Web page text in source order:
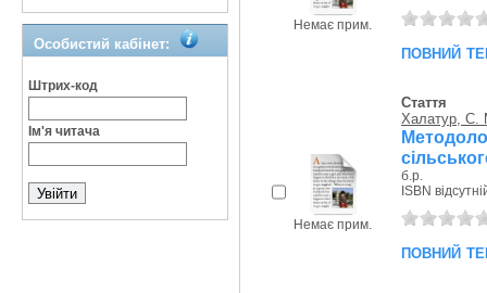
Особистий кабінет:
Штрих-код
Ім'я читача
Немає прим.
повний
Немає прим.
Стаття
Халатур, С.
б.р.
ISBN
повний